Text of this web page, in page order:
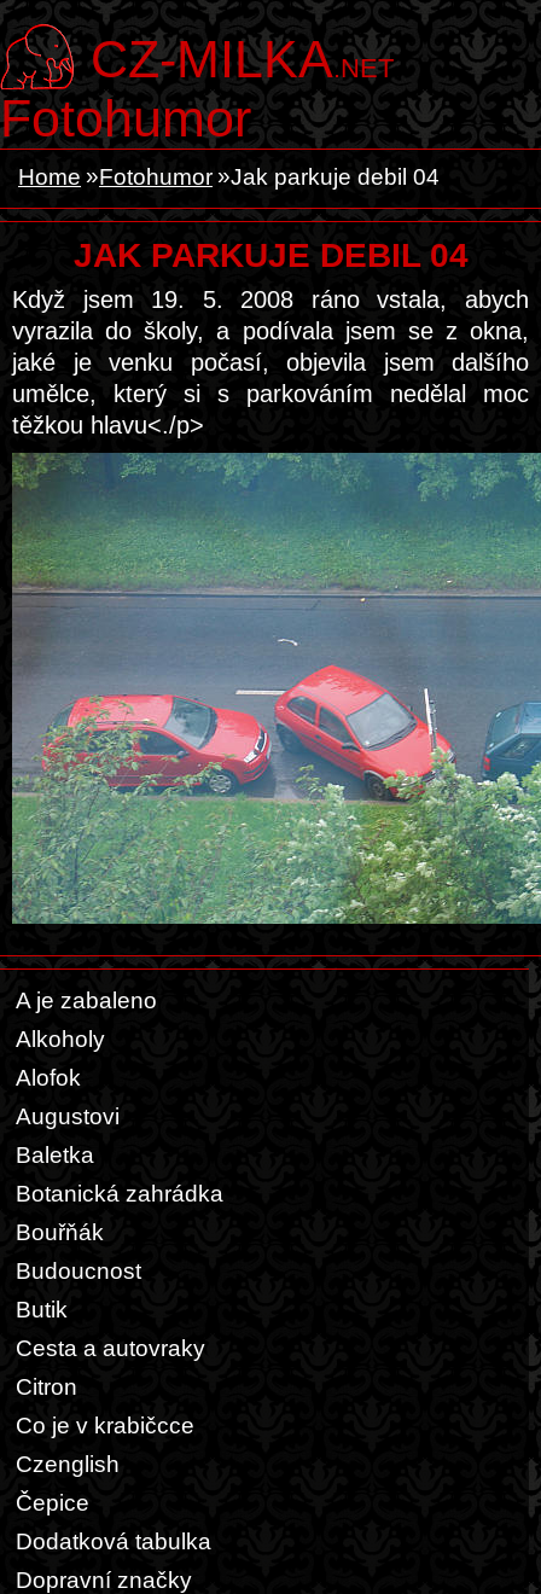
CZ-MILKA.NET
Fotohumor
Home Fotohumor Jak parkuje debil 04
JAK PARKUJE DEBIL 04
Když jsem 19. 5. 2008 ráno vstala, abych
vyrazila do školy, a podívala jsem se z okna,
jaké je venku počasí, objevila jsem dalšího
umělce, který si s parkováním nedělal moc
těžkou hlavu<./p>
A je zabaleno
Alkoholy
Alofok
Augustovi
Baletka
Botanická zahrádka
Bouřňák
Budoucnost
Butik
Cesta a autovraky
Citron
Co je v krabičcce
Czenglish
Čepice
Dodatková tabulka
Dopravní značky